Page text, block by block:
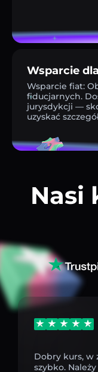
Wsparcie
Wsparcie fiat:
fiducjarnych.
jurysdykcji —
uzyskać
Nasi
Dobry kurs, w
szybko.